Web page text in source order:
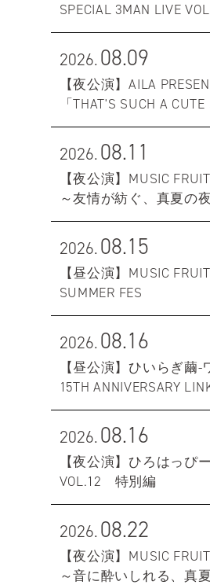
SPECIAL 3MAN LIVE
2026.08.09
【夜公演】AILA
「THAT'S SUCH A CUTE
2026.08.11
【夜公演】MUSIC
～友情が紡ぐ、真夏の
2026.08.15
【昼公演】MUSIC
SUMMER FES
2026.08.16
【昼公演】ひいらぎ繭
15TH ANNIVERSARY
2026.08.16
【夜公演】ひろはっぴ
VOL.12 特別編
2026.08.22
【夜公演】MUSIC
～音に酔いしれる、真